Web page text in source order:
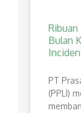
Ribuan
Bulan
PT
(PPLI)